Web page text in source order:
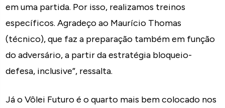
em uma partida. Por isso, realizamos treinos
específicos. Agradeço ao Maurício Thomas
(técnico), que faz a preparação também em função
do adversário, a partir da estratégia bloqueio-
defesa, inclusive”, ressalta.
Já o Vôlei Futuro é o quarto mais bem colocado nos